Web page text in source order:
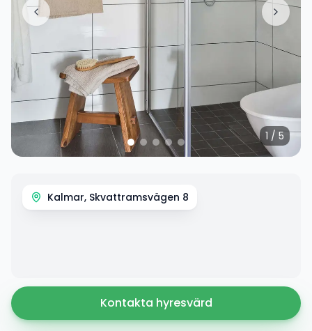
1 / 5
Kalmar, Skvattramsvägen 8
Kontakta hyresvärd